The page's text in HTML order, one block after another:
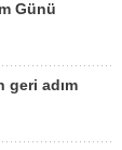
Günü
geri adım